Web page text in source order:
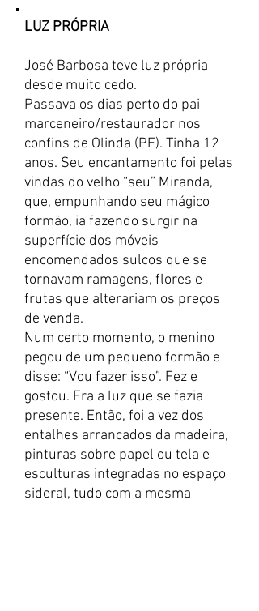
LUZ PRÓPRIA
José Barbosa teve luz própria
desde muito cedo.
Passava os dias perto do pai
marceneiro/restaurador nos
confins de Olinda (PE). Tinha 12
anos. Seu encantamento foi pelas
vindas do velho “seu” Miranda,
que, empunhando seu mágico
formão, ia fazendo surgir na
superfície dos móveis
encomendados sulcos que se
tornavam ramagens, flores e
frutas que alterariam os preços
de venda.
Num certo momento, o menino
pegou de um pequeno formão e
disse: “Vou fazer isso”. Fez e
gostou. Era a luz que se fazia
presente. Então, foi a vez dos
entalhes arrancados da madeira,
pinturas sobre papel ou tela e
esculturas integradas no espaço
sideral, tudo com a mesma